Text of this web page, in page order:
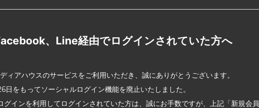
、Line経由でログインされていた方へ
ィアハウスのサービスをご利用いただき、誠にありがとうございます。
日をもってソーシャルログイン機能を廃止いたしました。
グインを利用してログインされていた方は、誠にお手数ですが、上記「新規会員